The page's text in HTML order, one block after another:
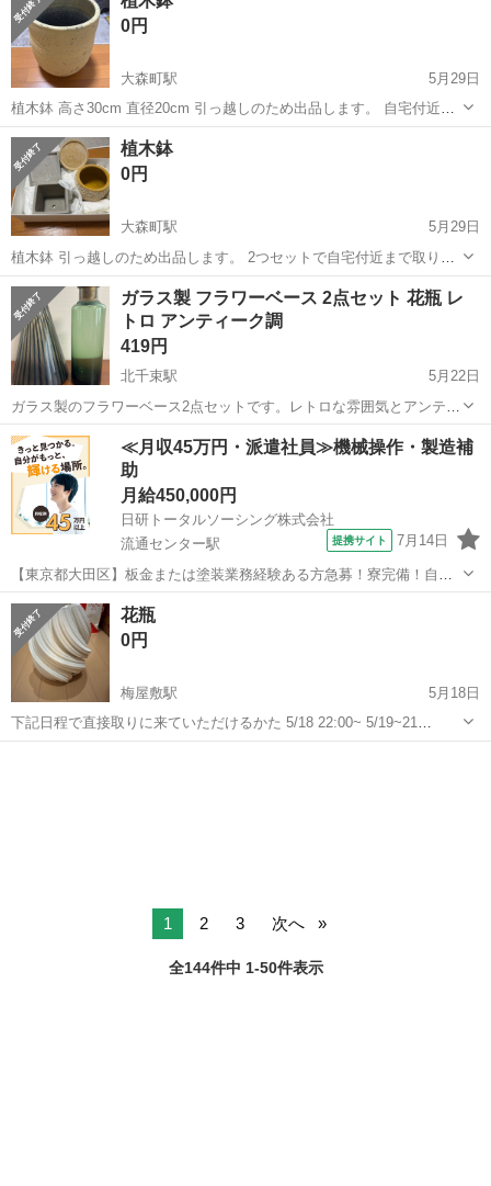
【素材】陶器 【デザイン】和風、アンティーク調 【商品の状態】目立
った傷や汚れなし 【カラー】マル...
アンティーク
0円
大森町駅
5月29日
植木鉢 高さ30cm 直径20cm 引っ越しのため出品します。 自宅付近ま
で来られる方でお願いいたします。
東京 大田区 大森町駅
植木鉢
0円
大森町駅
5月29日
植木鉢 引っ越しのため出品します。 2つセットで自宅付近まで取りに
来られる方でお願いいたします。
東京 大田区 大森町駅 インテリア雑貨/小物 付近
ガラス製 フラワーベース 2点セット 花瓶 レ
トロ アンティーク調
419円
北千束駅
5月22日
ガラス製のフラワーベース2点セットです。レトロな雰囲気とアンティ
ーク調のデザインが特徴です。 円錐形の花瓶は、黒とゴールドのスト
ライプ模様が施されており、モダンな印象を与えます。もう一つのボ
トル型の花瓶は、上部が緑色、下部...
東京 大田区 北千束駅 インテリア雑貨/小物 ガラス
≪月収45万円・派遣社員≫機械操作・製造補
助
月給450,000円
日研トータルソーシング株式会社
流通センター駅
提携サイト 7月14日
【東京都大田区】板金または塗装業務経験ある方急募！寮完備！自動
車の板金塗装《お仕事No.5A468-AMS》 お仕事について 指定自動車整
備工場での自動車の板金塗装および付随業務。 ※業務の変更、就業場
所の変更の範囲、契...
東京 大田区 流通センター駅
花瓶
0円
梅屋敷駅
5月18日
下記日程で直接取りに来ていただけるかた 5/18 22:00~ 5/19~21
21:00~ 5/24 14:00~16:00 5/25 午前中 5/27 要相談 5/28 16:00頃 花瓶
1 2 3 次へ
全144件中 1-50件表示